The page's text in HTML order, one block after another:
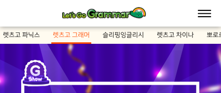
렛츠고 파닉스 렛츠고 그래머 슬리핑잉글리시 렛츠고 차이나 뽀로